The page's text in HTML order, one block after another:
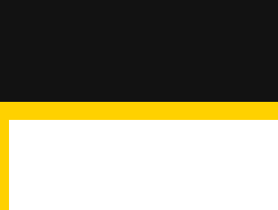
DERECHOS